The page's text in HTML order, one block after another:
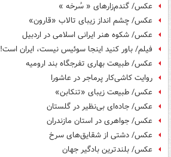
عکس/ گندم‌زارهای « سُرخه »
عکس/ چشم انداز زیبای تالاب «قارون»
عکس/ شکوه هنر ایرانی اسلامی در اردبیل
فیلم/ باور کنید اینجا سوئیس نیست، ایران است!
عکس/ طبیعت بهاری تفرجگاه بند ارومیه
روایت کاشی‌کار پرماجر در عاشورا
عکس/ طبیعت زیبای «تنکابن»
عکس/ جاده‌ای بی‌نظیر در گلستان
عکس/ جواهری در استان مازندران
عکس/ دشتی از شقایق‌های سرخ
عکس/ بلندترین بادگیر جهان